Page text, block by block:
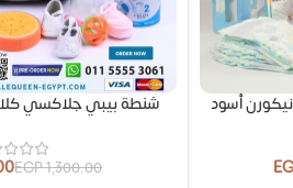
أسود شنطة بيبي جلاكسي
1,300.00
EGP